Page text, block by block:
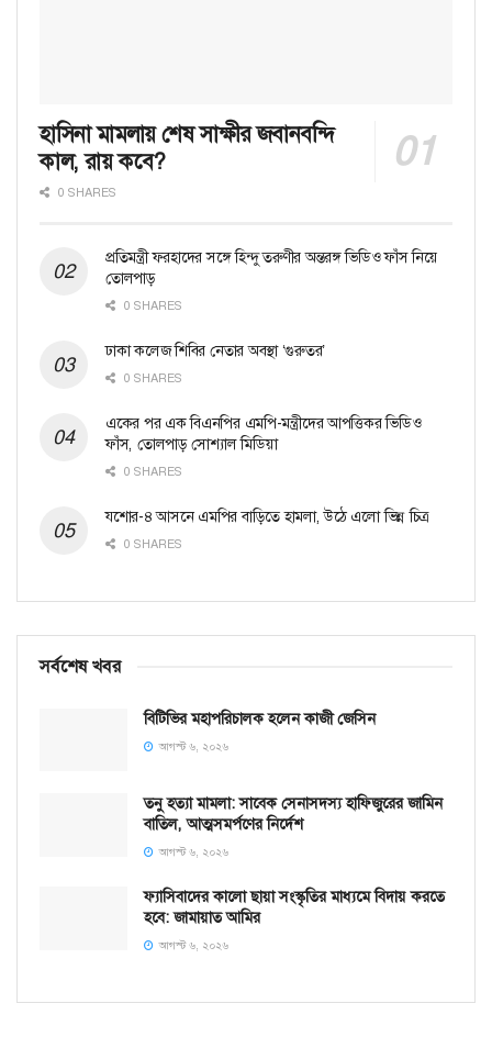
হাসিনা মামলায় শেষ সাক্ষীর জবানবন্দি
কাল, রায় কবে?
0 SHARES
প্রতিমন্ত্রী ফরহাদের সঙ্গে হিন্দু তরুণীর অন্তরঙ্গ ভিডিও ফাঁস নিয়ে
তোলপাড়
0 SHARES
ঢাকা কলেজ শিবির নেতার অবস্থা ‘গুরুতর’
0 SHARES
একের পর এক বিএনপির এমপি-মন্ত্রীদের আপত্তিকর ভিডিও
ফাঁস, তোলপাড় সোশ্যাল মিডিয়া
0 SHARES
যশোর-৪ আসনে এমপির বাড়িতে হামলা, উঠে এলো ভিন্ন চিত্র
0 SHARES
সর্বশেষ খবর
বিটিভির মহাপরিচালক হলেন কাজী জেসিন
আগস্ট ৬, ২০২৬
তনু হত্যা মামলা: সাবেক সেনাসদস্য হাফিজুরের জামিন
বাতিল, আত্মসমর্পণের নির্দেশ
আগস্ট ৬, ২০২৬
ফ্যাসিবাদের কালো ছায়া সংস্কৃতির মাধ্যমে বিদায় করতে
হবে: জামায়াত আমির
আগস্ট ৬, ২০২৬